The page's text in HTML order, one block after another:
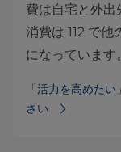
費は自宅と外出
消費は 112 で
になっています。
「活力を高めた
さい